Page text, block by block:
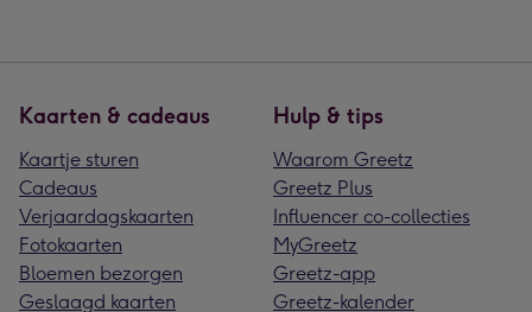
Kaarten & cadeaus
Kaartje sturen
Cadeaus
Verjaardagskaarten
Fotokaarten
Bloemen bezorgen
Geslaagd kaarten
Hulp & tips
Waarom Greetz
Greetz Plus
Influencer co-collecties
MyGreetz
Greetz-app
Greetz-kalender